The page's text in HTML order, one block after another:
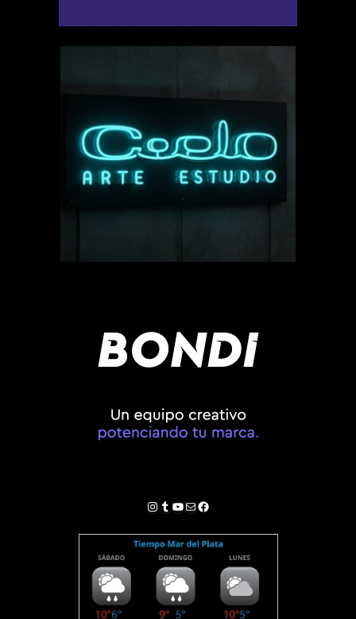
Instagram
Tumblr
YouTube
Correo electrónico
Facebook